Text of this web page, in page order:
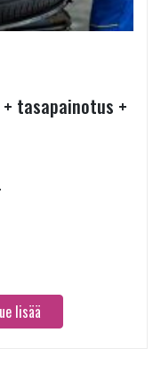
tasapainotus +
lisää